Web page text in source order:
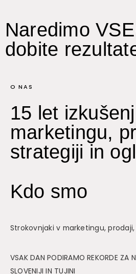
Naredimo
dobite
O NAS
15 let
marketingu,
strategiji in
Kdo smo
Strokovnjaki v marketingu,
VSAK DAN PODIRAMO REKORDE ZA
SLOVENIJI IN TUJINI